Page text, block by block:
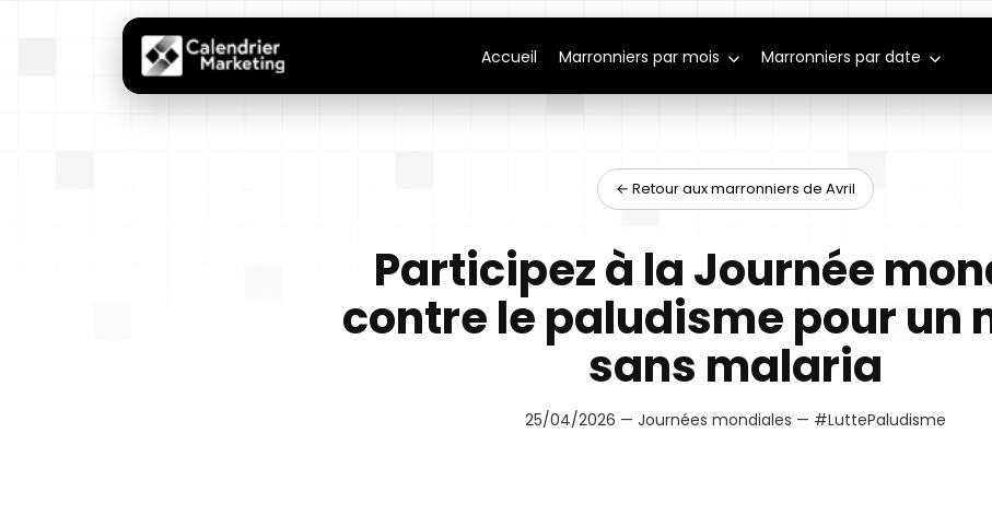
Accueil Marronniers par mois Marronniers par date
← Retour aux marronniers de Avril
Participez à la Journée
contre le paludisme pour un
sans malaria
25/04/2026 — Journées mondiales — #LuttePaludisme